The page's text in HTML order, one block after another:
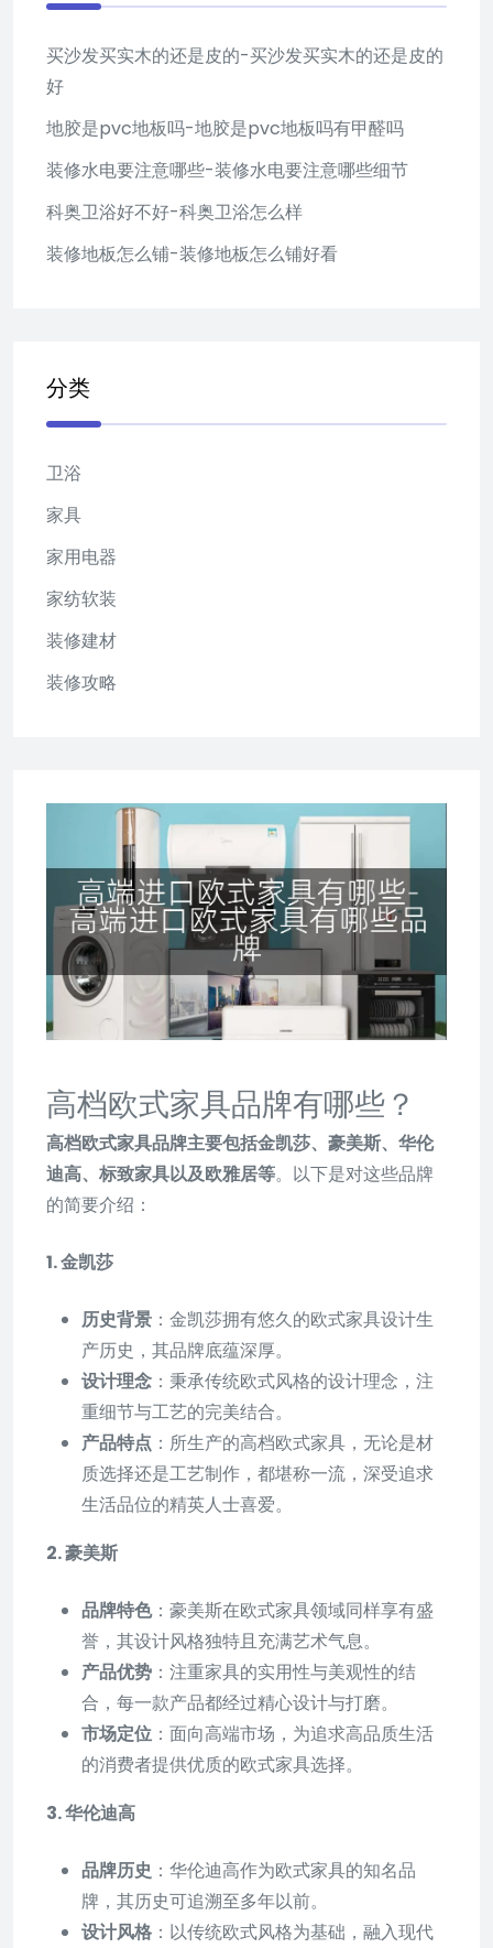
高档欧式家具品牌有哪些？
高档欧式家具品牌主要包括金凯莎、豪美斯、华伦
迪高、标致家具以及欧雅居等。以下是对这些品牌
的简要介绍：
1. 金凯莎
历史背景 ：金凯莎拥有悠久的欧式家具设计生
产历史，其品牌底蕴深厚。
设计理念 ：秉承传统欧式风格的设计理念，注
重细节与工艺的完美结合。
产品特点 ：所生产的高档欧式家具，无论是材
质选择还是工艺制作，都堪称一流，深受追求
生活品位的精英人士喜爱。
2. 豪美斯
品牌特色：豪美斯在欧式家具领域同样享有盛
誉，其设计风格独特且充满艺术气息。
产品优势 ：注重家具的实用性与美观性的结
合，每一款产品都经过精心设计与打磨。
市场定位 ：面向高端市场，为追求高品质生活
的消费者提供优质的欧式家具选择。
3. 华伦迪高
品牌历史 ：华伦迪高作为欧式家具的知名品
牌，其历史可追溯至多年以前。
设计风格 ：以传统欧式风格为基础，融入现代
买沙发买实木的还是皮的-买沙发买实木的还是皮的
好
地胶是pvc地板吗-地胶是pvc地板吗有甲醛吗
装修水电要注意哪些-装修水电要注意哪些细节
科奥卫浴好不好-科奥卫浴怎么样
装修地板怎么铺-装修地板怎么铺好看
分类
卫浴
家具
家用电器
家纺软装
装修建材
装修攻略